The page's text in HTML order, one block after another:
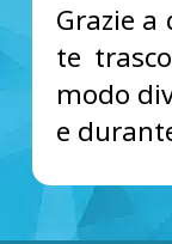
Grazie
te
modo
e